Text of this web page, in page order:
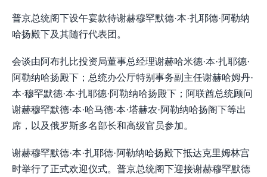
普京总统阁下设午宴款待谢赫穆罕默德·本·扎耶德·阿勒纳
哈扬殿下及其随行代表团。
会谈由阿布扎比投资局董事总经理谢赫哈米德·本·扎耶德·
阿勒纳哈扬殿下；总统办公厅特别事务副主任谢赫哈姆丹·
本·穆罕默德·本·扎耶德·阿勒纳哈扬殿下；阿联酋总统顾问
谢赫穆罕默德·本·哈马德·本·塔赫农·阿勒纳哈扬阁下等出
席，以及俄罗斯多名部长和高级官员参加。
谢赫穆罕默德·本·扎耶德·阿勒纳哈扬殿下抵达克里姆林宫
时举行了正式欢迎仪式。普京总统阁下迎接谢赫穆罕默德